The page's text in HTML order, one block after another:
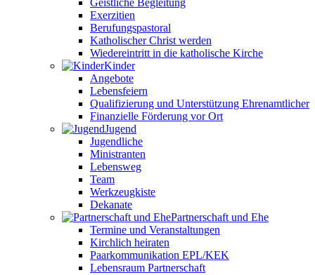
Geistliche Begleitung
Exerzitien
Berufungspastoral
Katholischer Christ werden
Wiedereintritt in die katholische Kirche
Kinder
Angebote
Lebensfeiern
Qualifizierung und Unterstützung Ehrenamtlicher
Finanzielle Förderung vor Ort
Jugend
Jugendliche
Ministranten
Lebensweg
Team
Werkzeugkiste
Dekanate
Partnerschaft und Ehe
Termine und Veranstaltungen
Kirchlich heiraten
Paarkommunikation EPL/KEK
Lebensraum Partnerschaft